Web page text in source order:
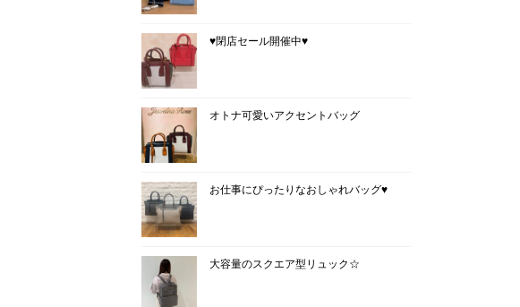
♥閉店セール開催中♥
オトナ可愛いアクセントバッグ
お仕事にぴったりなおしゃれバッグ♥
大容量のスクエア型リュック☆